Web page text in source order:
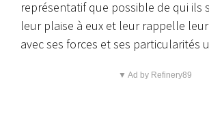
représentatif que possible de qui ils
leur plaise à eux et leur rappelle
avec ses forces et ses particularités
▼ Ad by Refinery89